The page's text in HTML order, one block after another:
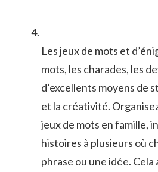
Les jeux​ de ​mots et
mots, les ⁢charades, ‌les
d’excellents ⁤moyens de
et ⁤la créativité.
jeux⁣ de mots ​en famille,
histoires⁤ à plusieurs où
phrase ou une⁢ idée.